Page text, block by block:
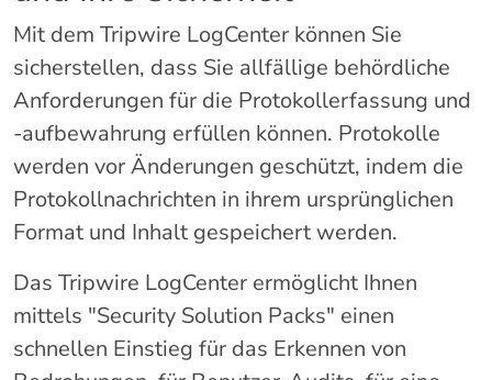
Mit dem Tripwire LogCenter können Sie
sicherstellen, dass Sie allfällige behördliche
Anforderungen für die Protokollerfassung und
-aufbewahrung erfüllen können. Protokolle
werden vor Änderungen geschützt, indem die
Protokollnachrichten in ihrem ursprünglichen
Format und Inhalt gespeichert werden.
Das Tripwire LogCenter ermöglicht Ihnen
mittels "Security Solution Packs" einen
schnellen Einstieg für das Erkennen von